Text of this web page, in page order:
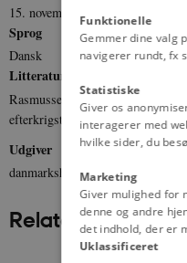
15. november 2011
Sprog
Dansk
Litteratur
Rasmussen, Søren Hein: Sære
efterkrigstidens Danmark (1997).
Udgiver
danmarkshistorien.dk
Relateret indhold
Funktionelle
Gemmer dine valg
navigerer rundt, fx
Statistiske
Giver os
interagerer med
hvilke sider, du
Marketing
Giver mulighed for
denne og andre
det indhold, der er
Uklassificeret